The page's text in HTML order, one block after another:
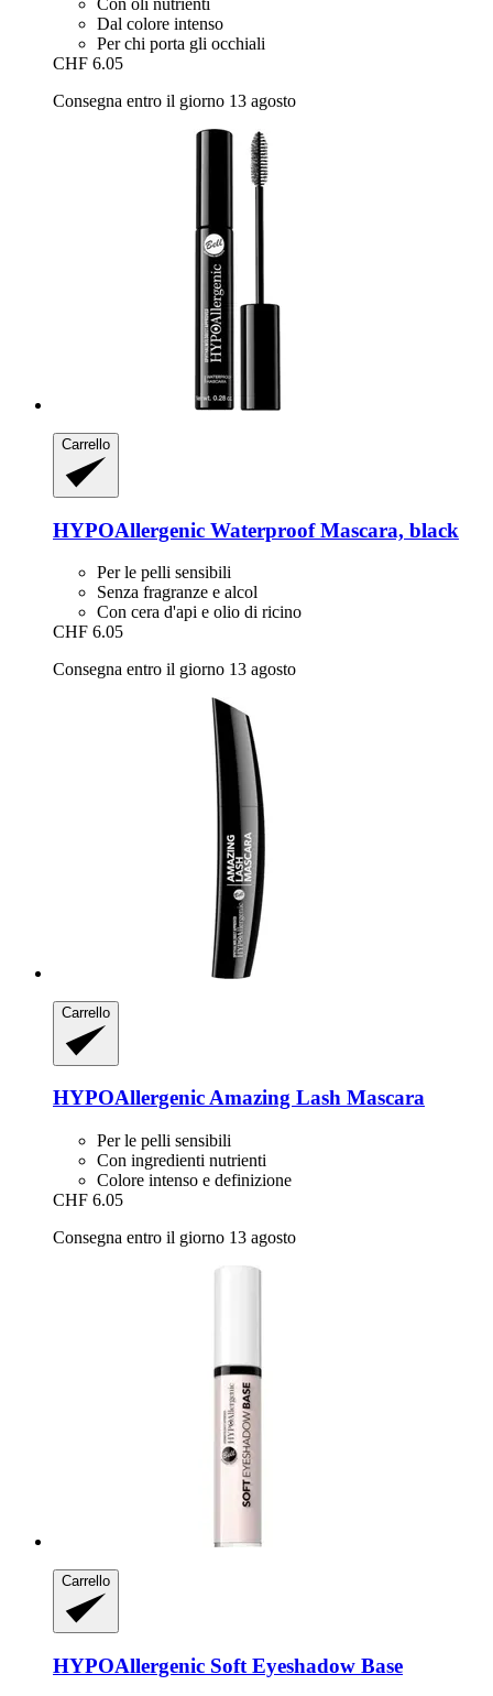
Con oli nutrienti
Dal colore intenso
Per chi porta gli occhiali
CHF 6.05
Consegna entro il giorno 13 agosto
Carrello
HYPOAllergenic Waterproof Mascara, black
Per le pelli sensibili
Senza fragranze e alcol
Con cera d'api e olio di ricino
CHF 6.05
Consegna entro il giorno 13 agosto
Carrello
HYPOAllergenicAmazing Lash Mascara
Per le pelli sensibili
Con ingredienti nutrienti
Colore intenso e definizione
CHF 6.05
Consegna entro il giorno 13 agosto
Carrello
HYPOAllergenic Soft Eyeshadow Base